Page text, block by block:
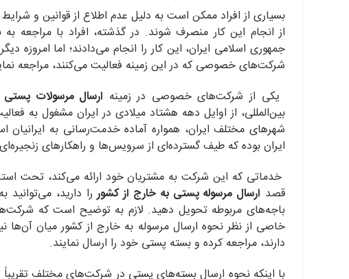
بسیاری از افراد ممکن است به دلیل عدم اطلاع از قوانین و
از انجام این کار منصرف شوند. در گذشته، افراد با
جمهوری اسلامی ایران، این کار را انجام می‌دادند؛ اما
شرکت‌های خصوصی که در این زمینه فعالیت می‌کنند، مراجعه
یکی از شرکت‌های خصوصی در زمینه ارسال مرسولات
بین‌المللی، از اوایل دهه هشتاد میلادی در ایران مشغول به
شهرهای مختلف ایران، همواره آماده خدمت‌رسانی به
ایران بوده که طیف گسترده‌ای از سرویس‌ها و راهکارهای
خدماتی که این شرکت به مشتریان خود ارائه می‌کند، تحت
قصد ارسال مرسوله پستی به خارج از کشوررا دارید،
باجه‌های مربوطه تحویل دهید. لازم به توضیح است که
خاصی از نظر نحوه ارسال مرسوله به خارج از کشور میان
دارند، مراجعه کرده و بسته پستی خود را ارسال نمایند.
با اینکه نحوه ارسال بسته‌های پستی در شرکت‌های مختلف